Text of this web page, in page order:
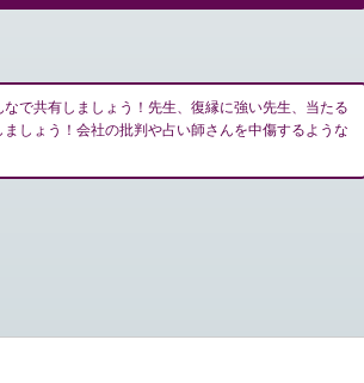
で共有しましょう！先生、復縁に強い先生、当たる
しょう！会社の批判や占い師さんを中傷するような